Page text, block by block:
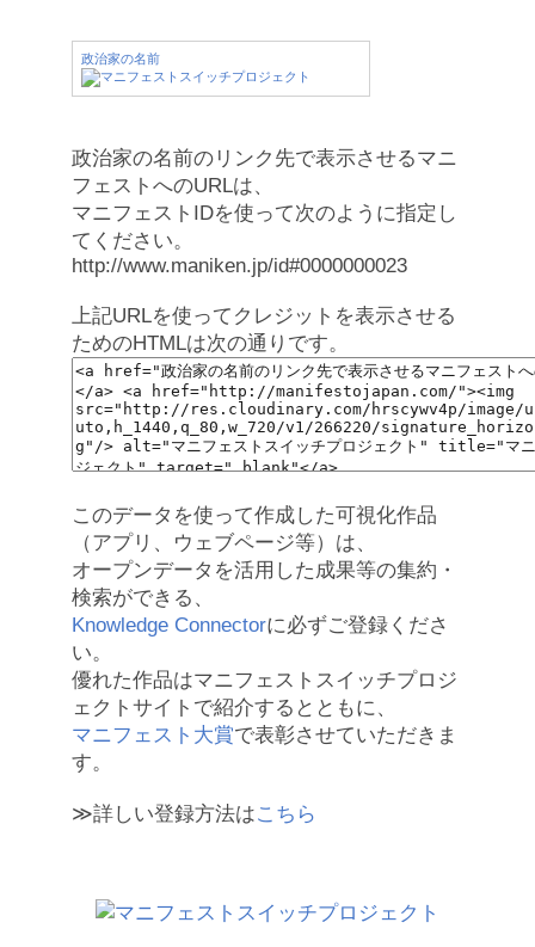
政治家の名前
政治家の名前のリンク先で表示させるマニ
フェストへのURLは、
マニフェストIDを使って次のように指定し
てください。
http://www.maniken.jp/id#0000000023
上記URLを使ってクレジットを表示させる
ためのHTMLは次の通りです。
このデータを使って作成した可視化作品
（アプリ、ウェブページ等）は、
オープンデータを活用した成果等の集約・
検索ができる、
Knowledge Connectorに必ずご登録くださ
い。
優れた作品はマニフェストスイッチプロジ
ェクトサイトで紹介するとともに、
マニフェスト大賞で表彰させていただきま
す。
≫詳しい登録方法はこちら